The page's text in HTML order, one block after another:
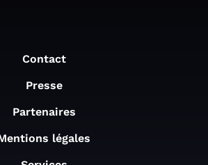
Contact
Presse
Partenaires
légales